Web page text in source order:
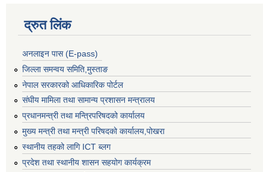
द्रुत लिंक
अनलाइन पास (E-pass)
जिल्ला समन्वय समिति,मुस्ताङ
नेपाल सरकारको आधिकारिक पोर्टल
संघीय मामिला तथा सामान्य प्रशासन मन्त्रालय
प्रधानमन्त्री तथा मन्त्रिपरिषदको कार्यालय
मुख्य मन्त्री तथा मन्त्री परिषदको कार्यालय,पोखरा
स्थानीय तहको लागि ICT ब्लग
प्रदेश तथा स्थानीय शासन सहयोग कार्यक्रम